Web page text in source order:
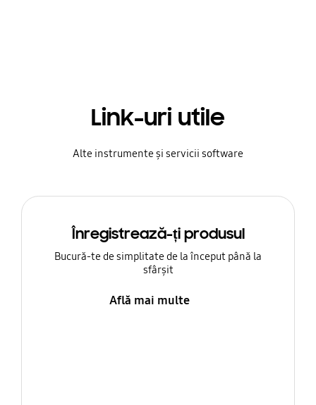
Link-uri utile
Alte instrumente și servicii software
Înregistrează-ți produsul
Bucură-te de simplitate de la început până la
sfârșit
Află mai multe